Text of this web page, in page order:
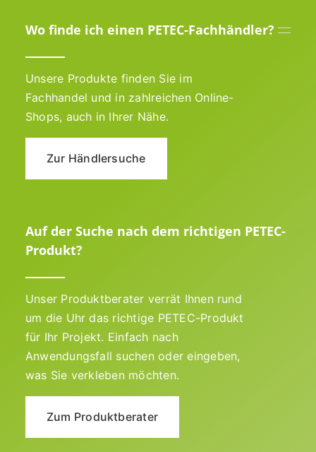
Wo finde ich einen PETEC-Fachhändler?
Unsere Produkte finden Sie im
Fachhandel und in zahlreichen Online-
Shops, auch in Ihrer Nähe.
Zur Händlersuche
Auf der Suche nach dem richtigen PETEC-
Produkt?
Unser Produktberater verrät Ihnen rund
um die Uhr das richtige PETEC-Produkt
für Ihr Projekt. Einfach nach
Anwendungsfall suchen oder eingeben,
was Sie verkleben möchten.
Zum Produktberater